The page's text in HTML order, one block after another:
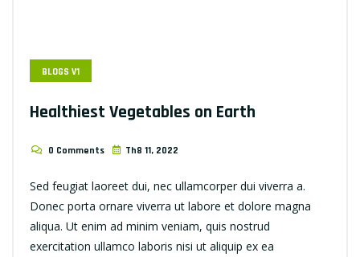
BLOGS V1
Healthiest Vegetables on Earth
0 Comments Th8 11, 2022
Sed feugiat laoreet dui, nec ullamcorper dui viverra a.
Donec porta ornare viverra ut labore et dolore magna
aliqua. Ut enim ad minim veniam, quis nostrud
exercitation ullamco laboris nisi ut aliquip ex ea